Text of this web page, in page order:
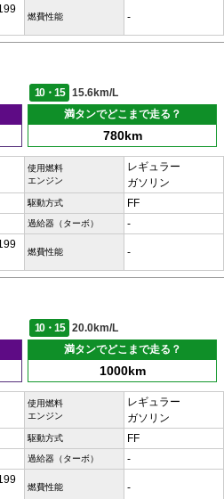
燃費性能 -
10・15
15.6km/L
満タンでどこまで走る？
780km
使用燃料
エンジン
レギュラー
ガソリン
駆動方式 FF
過給器（ターボ） -
燃費性能 -
10・15
20.0km/L
満タンでどこまで走る？
1000km
使用燃料
エンジン
レギュラー
ガソリン
駆動方式 FF
過給器（ターボ） -
燃費性能 -